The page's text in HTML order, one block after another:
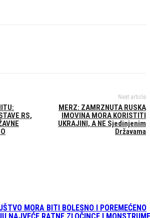
RS,
Next article
MERZ: ZAMRZNUTA RUSKA
IMOVINA MORA KORISTITI
UKRAJINI, A NE Sjedinjenim
Državama
MORA BITI BOLESNO I POREMEĆENO